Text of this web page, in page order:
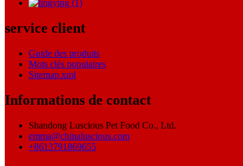
service client
Guide des produits
Mots clés populaires
Sitemap.xml
Informations de contact
Shandong Luscious Pet Food Co., Ltd.
emma@chinaluscious.com
+8613791869655